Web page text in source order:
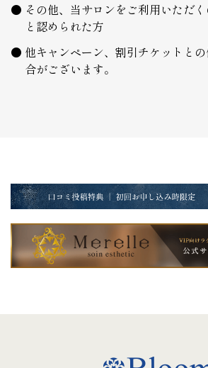
その他、当サロンをご利用いただ
と認められた方
他キャンペーン、割引チケットと
合がございます。